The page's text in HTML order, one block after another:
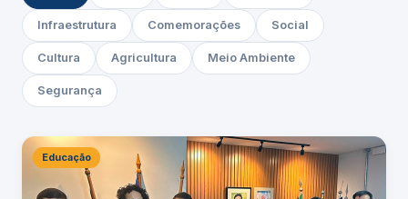
Infraestrutura Comemorações Social
Cultura Agricultura Meio Ambiente
Segurança
Educação